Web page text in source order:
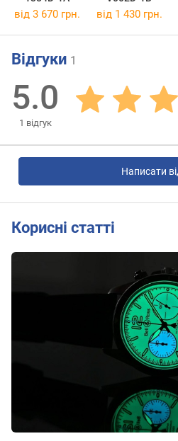
від 3 670 грн. від 1 430 грн.
Відгуки 1
5.0
1 відгук
Написати
Корисні статті